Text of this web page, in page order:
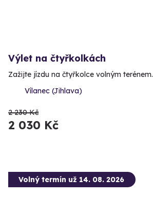
Výlet na čtyřkolkách
Zažijte jízdu na čtyřkolce volným terénem.
Vílanec (Jihlava)
2 230 Kč
2 030 Kč
Volný termín už 14. 08. 2026